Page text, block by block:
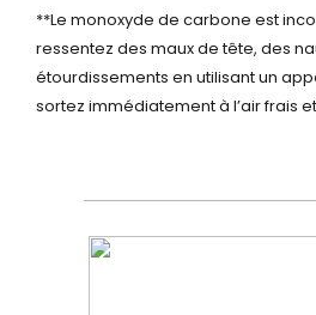
**Le monoxyde de carbone est
ressentez des maux de tête, des
étourdissements en utilisant un
sortez immédiatement à l’air frais